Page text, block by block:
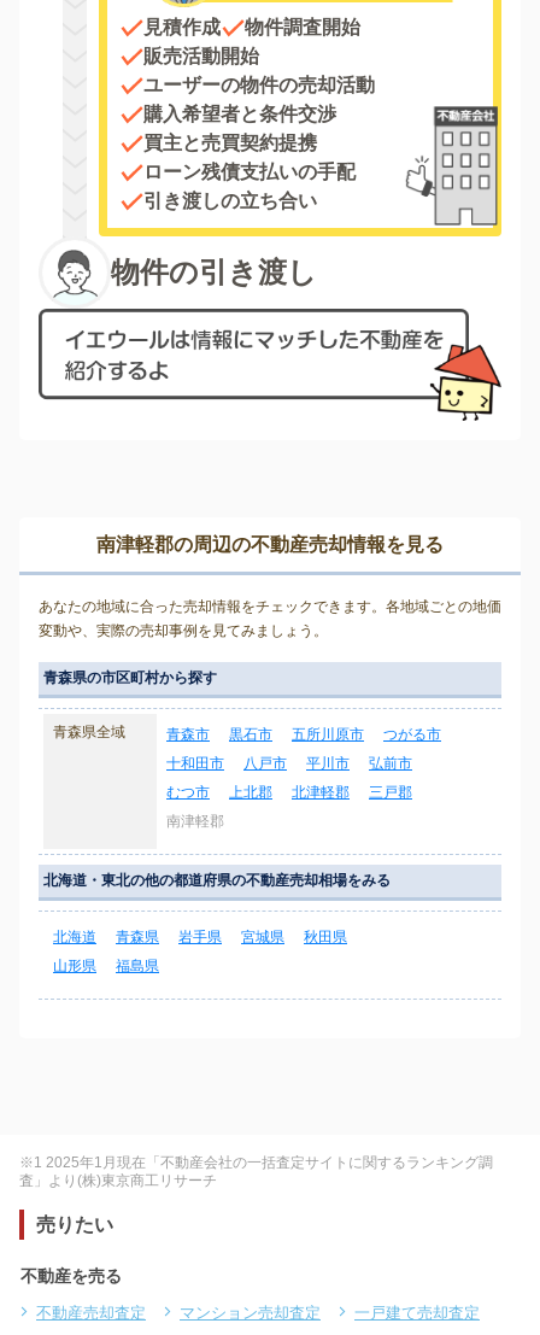
見積作成
物件調査開始
販売活動開始
ユーザーの物件の売却活動
購入希望者と条件交渉
買主と売買契約提携
ローン残債支払いの手配
引き渡しの立ち合い
物件の引き渡し
南津軽郡の周辺の不動産売却情報を見る
あなたの地域に合った売却情報をチェックできます。各地域ごとの地価
変動や、実際の売却事例を見てみましょう。
青森県の市区町村から探す
青森県全域 青森市 黒石市 五所川原市
つがる市
十和田市
八戸市 平川市
弘前市
むつ市
上北郡 北津軽郡
三戸郡
南津軽郡
北海道・東北の他の都道府県の不動産売却相場をみる
北海道 青森県 岩手県 宮城県
秋田県
山形県
福島県
※1 2025年1月現在「不動産会社の一括査定サイトに関するランキング調
査」より(株)東京商工リサーチ
売りたい
不動産を売る
不動産売却査定 マンション売却査定 一戸建て売却査定